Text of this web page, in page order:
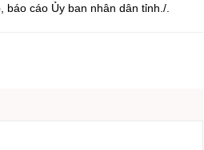
cáo Ủy ban nhân dân tỉnh./.